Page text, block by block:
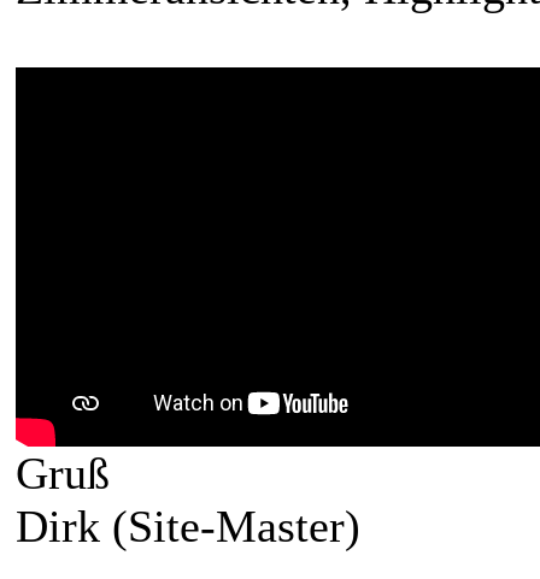
Gruß
Dirk (Site-Master)